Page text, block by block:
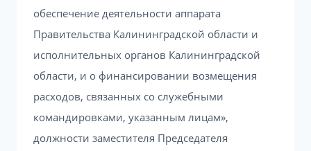
обеспечение деятельности аппарата
Правительства Калининградской области и
исполнительных органов Калининградской
области, и о финансировании возмещения
расходов, связанных со служебными
командировками, указанным лицам»,
должности заместителя Председателя